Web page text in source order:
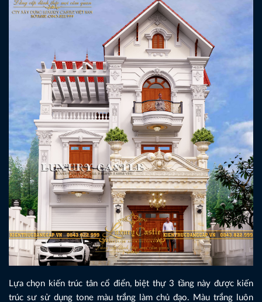
Lựa chọn kiến trúc tân cổ điển, biệt thự 3 tầng này được kiến
trúc sư sử dụng tone màu trắng làm chủ đạo. Màu trắng luôn